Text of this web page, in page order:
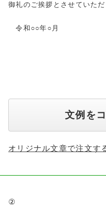
御礼のご挨拶とさせていただ
令和○○年○月
〒000-
○○○○
文例を
オリジナル文章で注文す
②